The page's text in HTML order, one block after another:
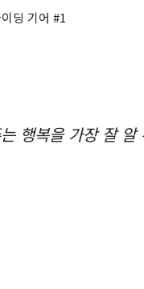
행복을 가장 잘